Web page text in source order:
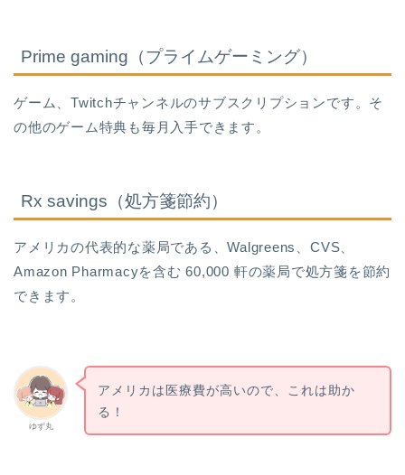
Prime gaming（プライムゲーミング）
ゲーム、Twitchチャンネルのサブスクリプションです。そ
の他のゲーム特典も毎月入手できます。
Rx savings（処方箋節約）
アメリカの代表的な薬局である、Walgreens、CVS、
Amazon Pharmacyを含む 60,000 軒の薬局で処方箋を節約
できます。
ゆず丸
アメリカは医療費が高いので、これは助か
る！